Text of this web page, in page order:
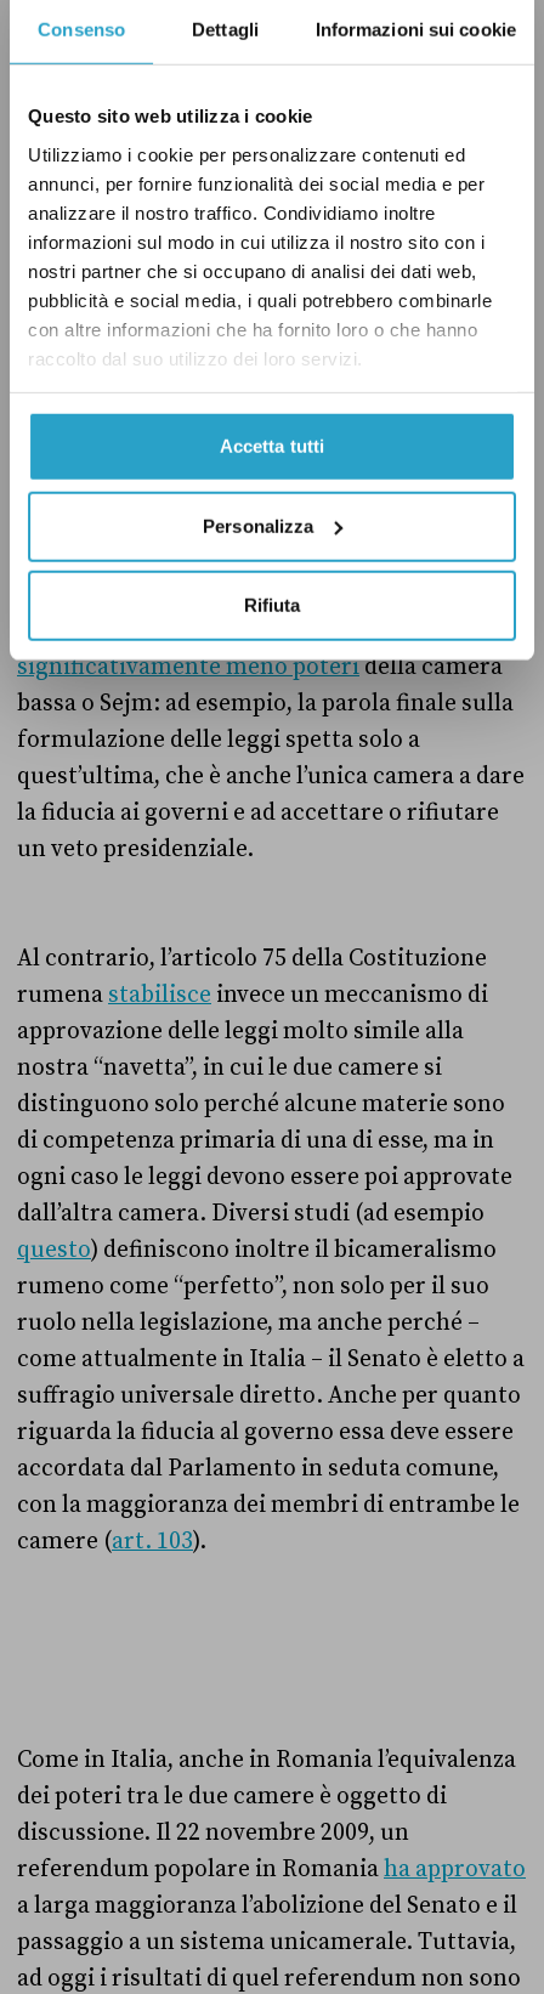
Consenso Dettagli Informazioni sui cookie
Questo sito web utilizza i cookie
Utilizziamo i cookie per personalizzare contenuti ed
annunci, per fornire funzionalità dei social media e per
analizzare il nostro traffico. Condividiamo inoltre
informazioni sul modo in cui utilizza il nostro sito con i
nostri partner che si occupano di analisi dei dati web,
pubblicità e social media, i quali potrebbero combinarle
con altre informazioni che ha fornito loro o che hanno
raccolto dal suo utilizzo dei loro servizi.
Accetta tutti
Personalizza
Rifiuta
legislativo: la somiglianza tra sistema italiano
dallo studio del Comitato delle Regioni UE, che
scrive: “alcune camere alte intervengono nel
processo decisionale delle leggi nella stessa
forma della camera bassa, come in Italia e in
Romania”. Anche il professor Roberto
D’Alimonte, inun articolodel luglio 2014, ha
scritto che tra i paesi europei “solo in Italia,
Polonia e Romania si può dire che la seconda
camera abbia dei poteri legislativi rilevanti”
(D’Alimonte è favorevole alla riforma e spesso
viene citato come “padre” dell’attuale legge
Tra questi tre, tuttavia, il Senato polacco
significativamente meno poteridella camera
bassa o Sejm: ad esempio, la parola finale sulla
formulazione delle leggi spetta solo a
quest’ultima, che è anche l’unica camera a dare
la fiducia ai governi e ad accettare o rifiutare
un veto presidenziale.
Al contrario, l’articolo 75 della Costituzione
rumena stabilisce invece un meccanismo di
approvazione delle leggi molto simile alla
nostra “navetta”, in cui le due camere si
distinguono solo perché alcune materie sono
di competenza primaria di una di esse, ma in
ogni caso le leggi devono essere poi approvate
dall’altra camera. Diversi studi (ad esempio
questo) definiscono inoltre il bicameralismo
rumeno come “perfetto”, non solo per il suo
ruolo nella legislazione, ma anche perché –
come attualmente in Italia – il Senato è eletto a
suffragio universale diretto. Anche per quanto
riguarda la fiducia al governo essa deve essere
accordata dal Parlamento in seduta comune,
con la maggioranza dei membri di entrambe le
camere (art. 103).
Come in Italia, anche in Romania l’equivalenza
dei poteri tra le due camere è oggetto di
discussione. Il 22 novembre 2009, un
referendum popolare in Romaniaha approvato
a larga maggioranza l’abolizione del Senato e il
passaggio a un sistema unicamerale. Tuttavia,
ad oggi i risultati di quel referendum non sono